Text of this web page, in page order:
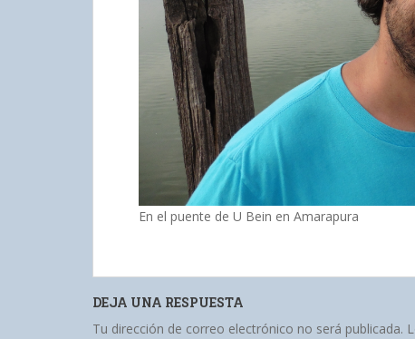
En el puente de U Bein en Amarapura
DEJA UNA RESPUESTA
Tu dirección de correo electrónico no será publicada.